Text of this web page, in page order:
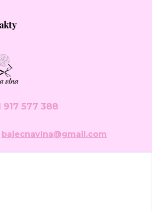
917 577 388
bajecnavlna@gmail.com